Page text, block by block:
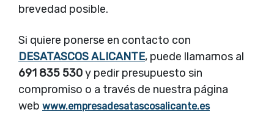
brevedad posible.
Si quiere ponerse en contacto con
DESATASCOS ALICANTE, puede llamarnos al
691 835 530y pedir presupuesto sin
compromiso o a través de nuestra página
web www.empresadesatascosalicante.es